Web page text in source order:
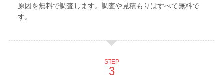
原因を無料で調査します。調査や見積もりはすべて無料で
す。
STEP